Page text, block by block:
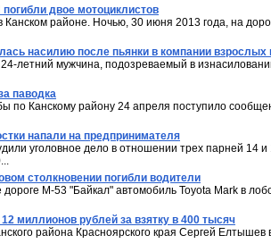
двое мотоциклистов
Канском районе. Ночью, 30 июня 2013 года, на
насилию после пьянки в компании
летний мужчина, подозреваемый в
паводка
по Канскому району 24 апреля поступило
напали на предпринимателя
уголовное дело в отношении трех парней 14
столкновении погибли водители
дороге М-53 "Байкал" автомобиль Toyota Mark в
12 миллионов рублей за взятку в 400 тысяч
района Красноярского края Сергей